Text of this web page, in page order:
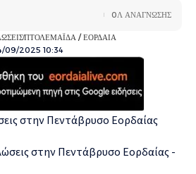
09/2025 10:34
ΠΤΟΛΕΜΑΪΔΑ / ΕΟΡΔΑΙΑ
0Λ ΑΝΑΓΝΩΣΗΣ
στην Πεντάβρυσο Εορδαίας